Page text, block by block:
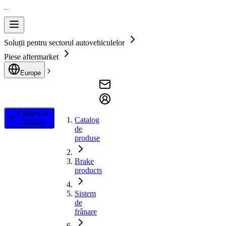
Soluții pentru sectorul autovehiculelor
Piese aftermarket
Europe
Filtrare și
căutare
Catalog
de
produse
Brake
products
Sistem
de
frânare